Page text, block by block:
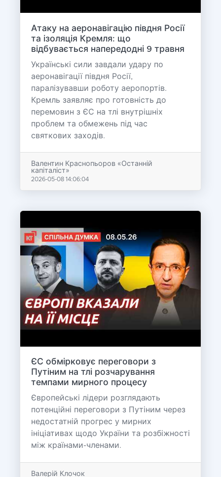
Атаку на аеронавігацію півдня Росії
та ізоляція Кремля: що
відбувається напередодні 9 травня
Українські сили завдали удару по
аеронавігації півдня Росії,
паралізувавши роботу аеропортів.
Кремль заявляє про готовність до
перемовин з ЄС на тлі внутрішніх
проблем та обмежень під час
святкових заходів.
Валентин Краснопьоров «Останній
капіталіст»
2026-05-08 14:06:04
ЄС обмірковує переговори з
Путіним на тлі розчарування
темпами мирного процесу
Європейські лідери розглядають
потенційні переговори з Путіним через
недостатній прогрес у мирних
ініціативах щодо України та розбіжності
між країнами-членами.
Валерій Клочок